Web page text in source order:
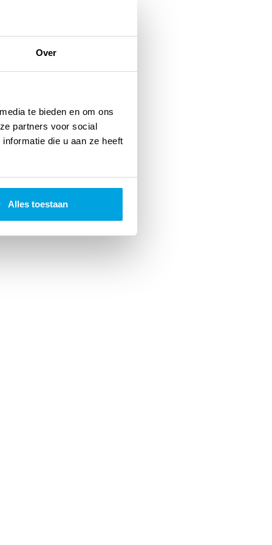
Over
te bieden en om ons
partners voor social
die u aan ze heeft
Alles toestaan